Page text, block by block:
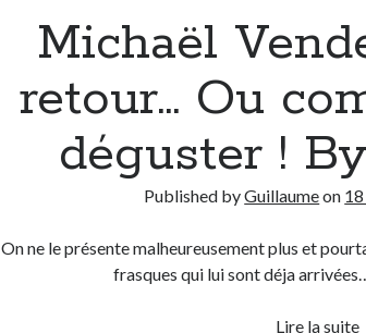
!
Michaël
retour… Ou
déguster !
Published byGuillaumeon
On ne le présente malheureusement plus et
frasques qui lui sont déja
Lire la suite